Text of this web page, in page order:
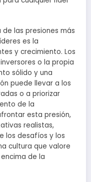
de las presiones más
es la
y crecimiento. Los
o la propia
sólido y una
puede llevar a los
o a priorizar
de la
esta presión,
realistas,
los desafíos y los
cultura que valore
de la